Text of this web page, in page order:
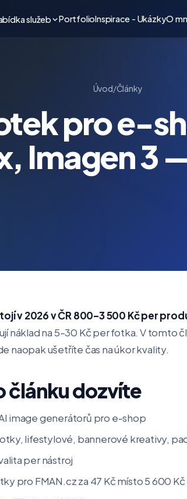
služeb PortfolioInspirace - UkázkyO
Úvod/Články
pro e-
Imagen 3
v 2026 v ČR 800–3 500 Kč per
náklad na 5–30 Kč per fotka. V tomto
naopak ušetříte čas na úkor kvality.
článku dozvíte
image generátorů pro e-shop
lifestylové, bannerové kreativy,
per nástroj
pro FMAN.cz za 47 Kč místo 5 600 Kč